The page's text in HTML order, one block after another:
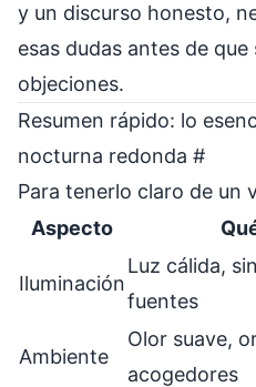
y un discurso honesto,
esas dudas antes de
objeciones.
Resumen rápido: lo
nocturna redonda #
Para tenerlo claro de un
Aspecto
Iluminación
Luz cálida,
fuentes
Ambiente
Olor suave,
acogedores